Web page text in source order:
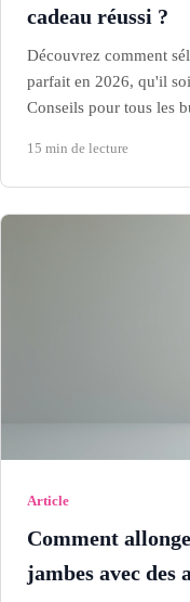
cadeau réussi ?
Découvrez comment
parfait en 2026, qu'il
Conseils pour tous les
15 min de lecture
Article
Comment
jambes avec des